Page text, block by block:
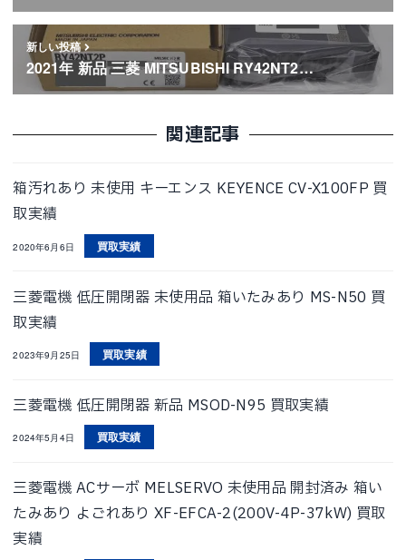
新しい投稿
2021年 新品 三菱 MITSUBISHI RY42NT2…
関連記事
箱汚れあり 未使用 キーエンス KEYENCE CV-X100FP 買
取実績
2020年6月6日 買取実績
三菱電機 低圧開閉器 未使用品 箱いたみあり MS-N50 買
取実績
2023年9月25日 買取実績
三菱電機 低圧開閉器 新品 MSOD-N95 買取実績
2024年5月4日 買取実績
三菱電機 ACサーボ MELSERVO 未使用品 開封済み 箱い
たみあり よごれあり XF-EFCA-2(200V-4P-37kW) 買取
実績